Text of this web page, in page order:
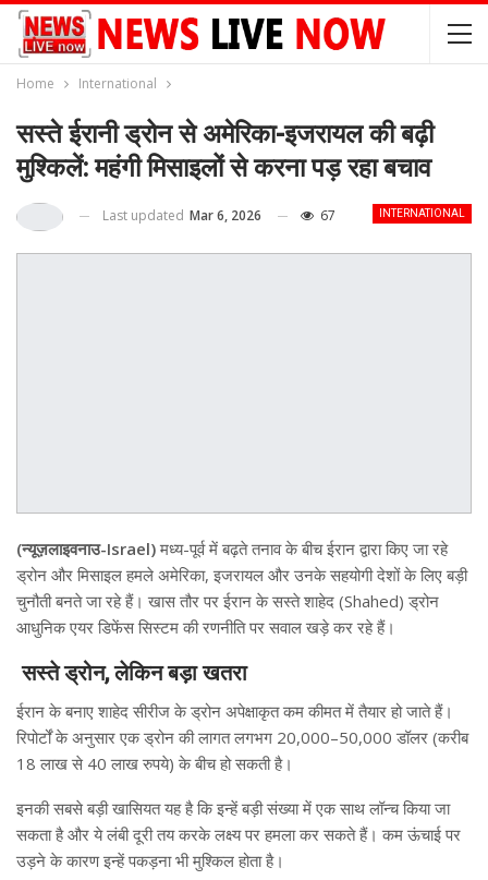
Home International
सस्ते ईरानी ड्रोन से अमेरिका-इजरायल की बढ़ी
मुश्किलें: महंगी मिसाइलों से करना पड़ रहा बचाव
INTERNATIONAL
Last updated Mar 6, 2026 67
(न्यूज़लाइवनाउ-Israel)मध्य-पूर्व में बढ़ते तनाव के बीच ईरान द्वारा किए जा रहे
ड्रोन और मिसाइल हमले अमेरिका, इजरायल और उनके सहयोगी देशों के लिए बड़ी
चुनौती बनते जा रहे हैं। खास तौर पर ईरान के सस्ते शाहेद (Shahed) ड्रोन
आधुनिक एयर डिफेंस सिस्टम की रणनीति पर सवाल खड़े कर रहे हैं।
सस्ते ड्रोन, लेकिन बड़ा खतरा
ईरान के बनाए शाहेद सीरीज के ड्रोन अपेक्षाकृत कम कीमत में तैयार हो जाते हैं।
रिपोर्टों के अनुसार एक ड्रोन की लागत लगभग 20,000–50,000 डॉलर (करीब
18 लाख से 40 लाख रुपये) के बीच हो सकती है।
इनकी सबसे बड़ी खासियत यह है कि इन्हें बड़ी संख्या में एक साथ लॉन्च किया जा
सकता है और ये लंबी दूरी तय करके लक्ष्य पर हमला कर सकते हैं। कम ऊंचाई पर
उड़ने के कारण इन्हें पकड़ना भी मुश्किल होता है।